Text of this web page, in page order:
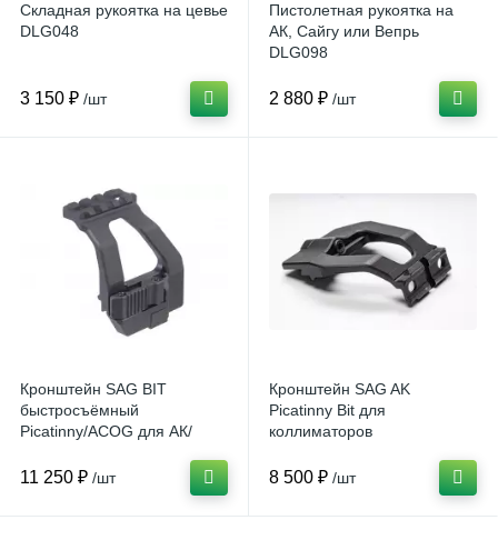
Складная рукоятка на цевье
DLG048
3 150 ₽ /шт
Пистолетная рукоятка на
АК, Сайгу или Вепрь
DLG098
2 880 ₽ /шт
Кронштейн SAG BIT
быстросъёмный
Picatinny/ACOG для АК/
11 250 ₽ /шт
Кронштейн SAG AK
Picatinny Bit для
коллиматоров
8 500 ₽ /шт